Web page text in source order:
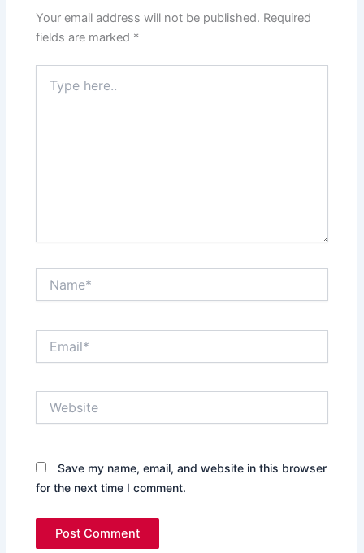
Your email address will not be published. Required
fields are marked *
here..
Save my name, email, and website in this browser
for the next time I comment.